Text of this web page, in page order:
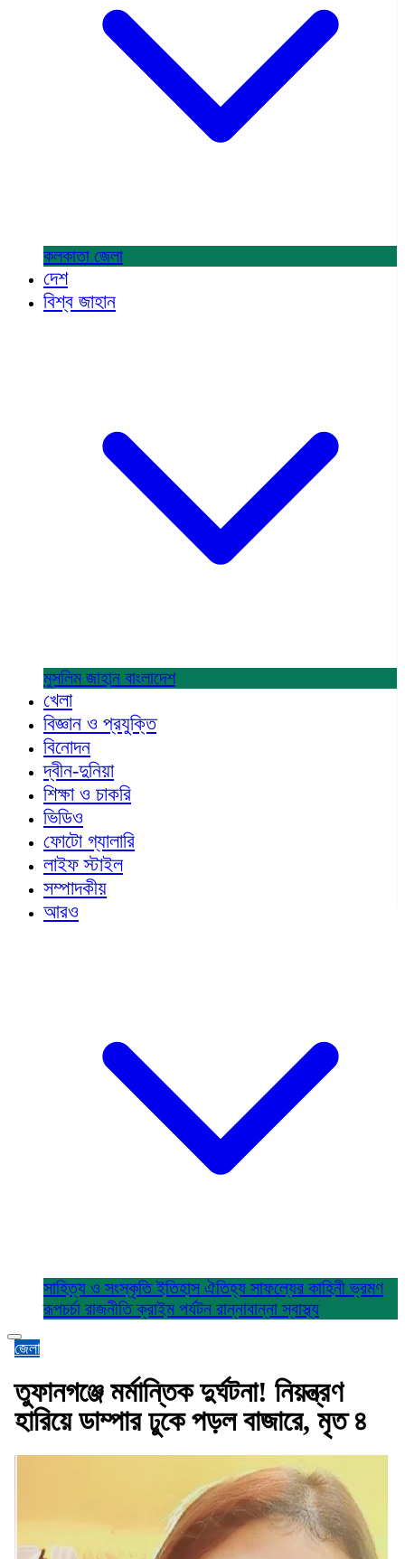
কলকাতা জেলা
দেশ
বিশ্ব জাহান
মুসলিম জাহান বাংলাদেশ
খেলা
বিজ্ঞান ও প্রযুক্তি
বিনোদন
দ্বীন-দুনিয়া
শিক্ষা ও চাকরি
ভিডিও
ফোটো গ্যালারি
লাইফ স্টাইল
সম্পাদকীয়
আরও
সাহিত্য ও সংস্কৃতিইতিহাস ঐতিহ্য সাফল্যের কাহিনীভ্রমণ
রূপচর্চা রাজনীতিক্রাইম পর্যটন রান্নাবান্নাস্বাস্থ্য
জেলা
তুফানগঞ্জে মর্মান্তিক দুর্ঘটনা! নিয়ন্ত্রণ
হারিয়ে ডাম্পার ঢুকে পড়ল বাজারে, মৃত ৪